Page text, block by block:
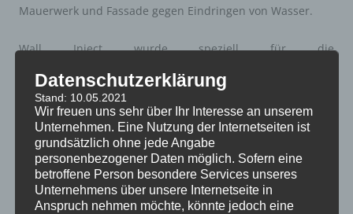
Mauerwerk und Fassade gegen Eindringen von Wasser.
Wall Inject wurde speziell für die
Bohrlochinjektion sowie zur Anwendung auf mineralischen
Baustoffoberflächen entwickelt.
Darüber hinaus schützt Wall Inject das Mauerwerk vor
Ausblühungen, Zerstörung durch wasserlösliche
Schadstoffe, Frost-schäden und vor Befall durch
Mikroorganismen.
Datenschutzerklärung
Stand: 10.05.2021
Wir freuen uns sehr über Ihr Interesse an unserem
Unternehmen. Eine Nutzung der Internetseiten ist
grundsätzlich ohne jede Angabe
personenbezogener Daten möglich. Sofern eine
betroffene Person besondere Services unseres
Unternehmens über unsere Internetseite in
Anspruch nehmen möchte, könnte jedoch eine